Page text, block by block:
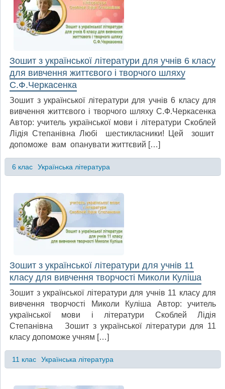
Зошит з української літератури для учнів 6 класу
для вивчення життєвого і творчого шляху
С.Ф.Черкасенка
Зошит з української літератури для учнів 6 класу для
вивчення життєвого і творчого шляху С.Ф.Черкасенка
Автор: учитель української мови і літератури Скоблей
Лідія Степанівна Любі шестикласники! Цей зошит
допоможе вам опанувати життєвий […]
6 клас Українська література
Зошит з української літератури для учнів 11
класу для вивчення творчості Миколи Куліша
Зошит з української літератури для учнів 11 класу для
вивчення творчості Миколи Куліша Автор: учитель
української мови і літератури Скоблей Лідія
Степанівна Зошит з української літератури для 11
класу допоможе учням […]
11 клас Українська література